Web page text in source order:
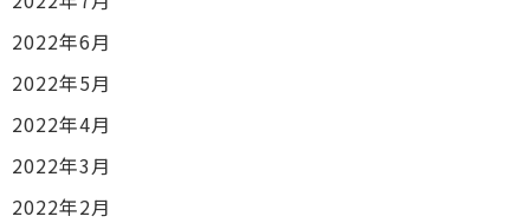
2022年6月
2022年5月
2022年4月
2022年3月
2022年2月